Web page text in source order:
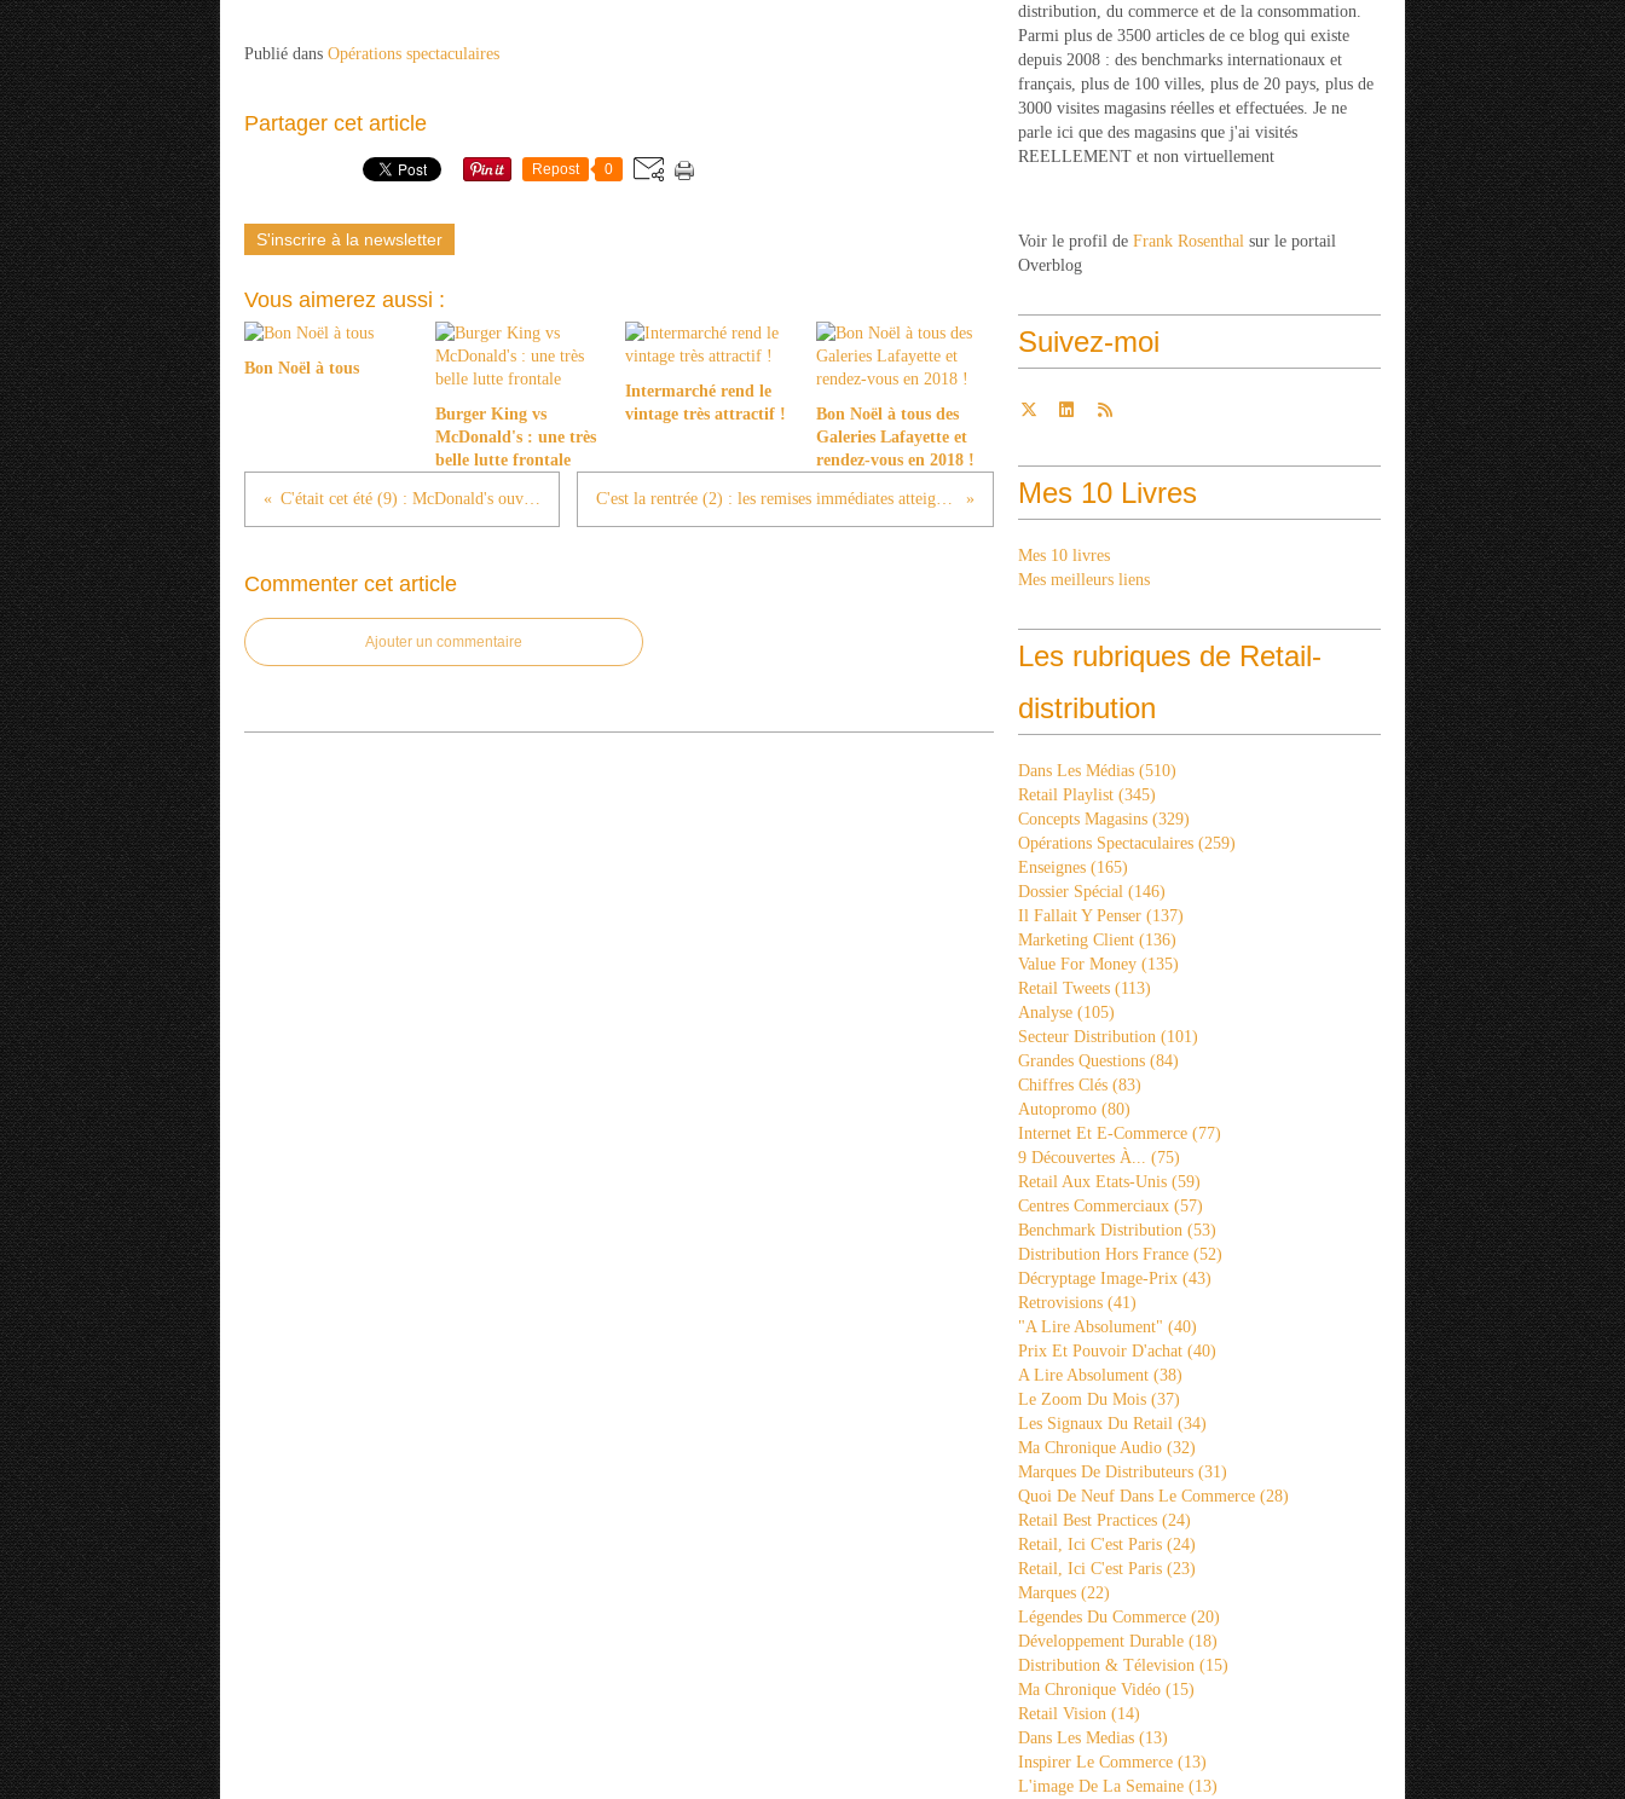
Publié dans Opérations spectaculaires
Partager cet article
Repost 0
S'inscrire à la newsletter
Vous aimerez aussi :
Bon Noël à tous
Burger King vs
McDonald's : une très
belle lutte frontale
Intermarché rend le
vintage très attractif !
Bon Noël à tous des
Galeries Lafayette et
rendez-vous en 2018 !
C'était cet été (9) : McDonald's ouvert tard C'est la rentrée (2) : les remises immédiates atteignent 50%
Commenter cet article
Ajouter un commentaire
distribution, du commerce et de la consommation.
Parmi plus de 3500 articles de ce blog qui existe
depuis 2008 : des benchmarks internationaux et
français, plus de 100 villes, plus de 20 pays, plus de
3000 visites magasins réelles et effectuées. Je ne
parle ici que des magasins que j'ai visités
REELLEMENT et non virtuellement
Voir le profil de Frank Rosenthal sur le portail
Overblog
Suivez-moi
Mes 10 Livres
Mes 10 livres
Mes meilleurs liens
Les rubriques de Retail-
distribution
Dans Les Médias (510)
Retail Playlist (345)
Concepts Magasins (329)
Opérations Spectaculaires (259)
Enseignes (165)
Dossier Spécial (146)
Il Fallait Y Penser (137)
Marketing Client (136)
Value For Money (135)
Retail Tweets (113)
Analyse (105)
Secteur Distribution (101)
Grandes Questions (84)
Chiffres Clés (83)
Autopromo (80)
Internet Et E-Commerce (77)
9 Découvertes À... (75)
Retail Aux Etats-Unis (59)
Centres Commerciaux (57)
Benchmark Distribution (53)
Distribution Hors France (52)
Décryptage Image-Prix (43)
Retrovisions (41)
"a Lire Absolument" (40)
Prix Et Pouvoir D'achat (40)
A Lire Absolument (38)
Le Zoom Du Mois (37)
Les Signaux Du Retail (34)
Ma Chronique Audio (32)
Marques De Distributeurs (31)
Quoi De Neuf Dans Le Commerce (28)
Retail Best Practices (24)
Retail, Ici C'est Paris (24)
Retail, Ici C'est Paris (23)
Marques (22)
Légendes Du Commerce (20)
Développement Durable (18)
Distribution & Télevision (15)
Ma Chronique Vidéo (15)
Retail Vision (14)
Dans Les Medias (13)
Inspirer Le Commerce (13)
L'image De La Semaine (13)